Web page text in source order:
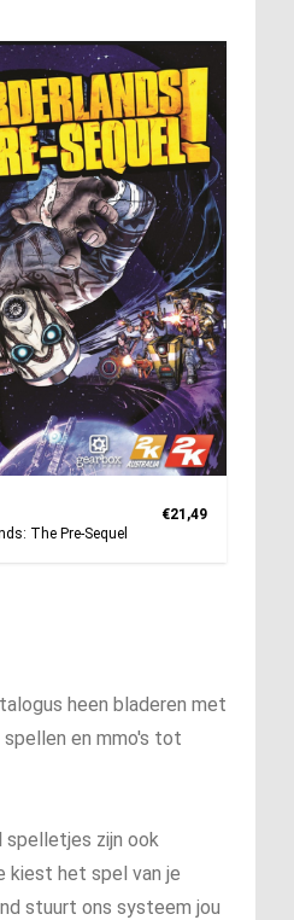
The Pre-Sequel
€21,49
heen bladeren met
en mmo's tot
spelletjes zijn ook
kiest het spel van je
stuurt ons systeem jou